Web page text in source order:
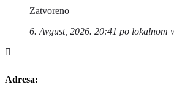
Zatvoreno
6. Avgust, 2026. 20:41 po lokalnom
Adresa: